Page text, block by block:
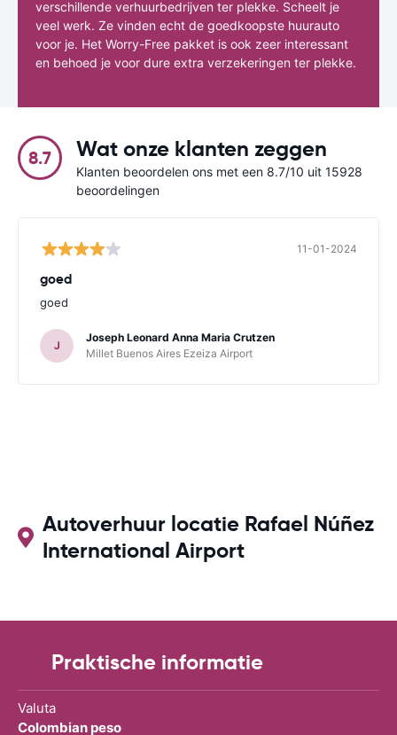
verschillende verhuurbedrijven ter plekke. Scheelt je
veel werk. Ze vinden echt de goedkoopste huurauto
voor je. Het Worry-Free pakket is ook zeer interessant
en behoed je voor dure extra verzekeringen ter plekke.
8.7 Wat onze klanten zeggen
Klanten beoordelen ons met een 8.7/10 uit 15928
beoordelingen
11-01-2024
goed
goed
J
Joseph Leonard Anna Maria Crutzen
Millet Buenos Aires Ezeiza Airport
Autoverhuur locatie Rafael Núñez
International Airport
Praktische informatie
Valuta
Colombian peso